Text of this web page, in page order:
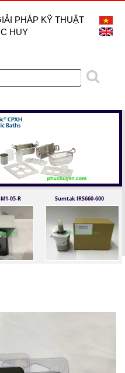
PHÁP KỸ THUẬT
HUY
05-R Sumtak IRS660-600